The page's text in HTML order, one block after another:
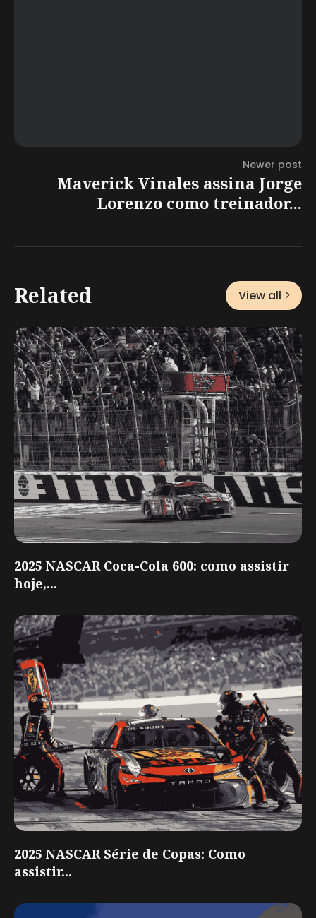
Newer post
Maverick Vinales assina Jorge
Lorenzo como treinador...
Related View all
2025 NASCAR Coca-Cola 600: como assistir
hoje,...
2025 NASCAR Série de Copas: Como
assistir...